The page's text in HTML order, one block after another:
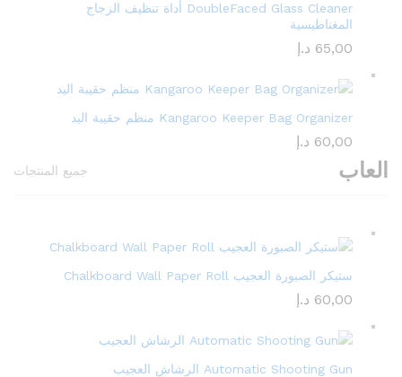
DoubleFaced Glass Cleaner أداة تنظيف الزجاج
المغناطيسية
65,00 د.إ
Kangaroo Keeper Bag Organizer منظم حقيبة اليد
60,00 د.إ
العاب جميع المنتجات
ستيكر الصبورة العجيب Chalkboard Wall Paper Roll
60,00 د.إ
Automatic Shooting Gun الرشاش العجيب